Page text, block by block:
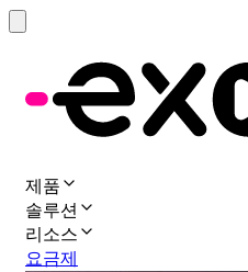
제품
솔루션
리소스
요금제